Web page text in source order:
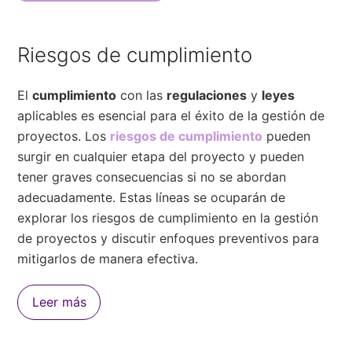
Riesgos de cumplimiento
Elcumplimiento con las regulaciones y leyes
aplicables es esencial para el éxito de la gestión de
proyectos. Los riesgos de cumplimiento pueden
surgir en cualquier etapa del proyecto y pueden
tener graves consecuencias si no se abordan
adecuadamente. Estas líneas se ocuparán de
explorar los riesgos de cumplimiento en la gestión
de proyectos y discutir enfoques preventivos para
mitigarlos de manera efectiva.
Leer más